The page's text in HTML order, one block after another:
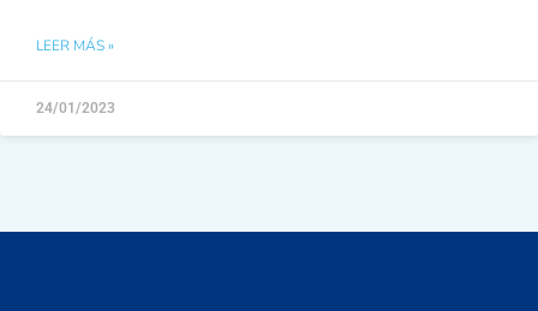
LEER MÁS »
24/01/2023